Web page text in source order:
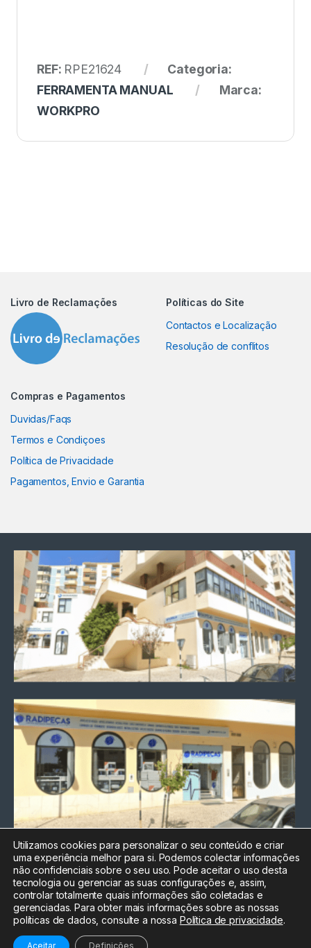
REF: RPE21624
Categoria:
FERRAMENTA MANUAL
Marca:
WORKPRO
Livro de Reclamações
Políticas do Site
Contactos e Localização
Resolução de conflitos
Compras e Pagamentos
Duvidas/Faqs
Termos e Condiçoes
Política de Privacidade
Pagamentos, Envio e Garantia
Chamada para a rede fixa
nacional
Electrónica:212
588 047
Informática:212
Utilizamos cookies para personalizar o seu conteúdo e criar
uma experiência melhor para si. Podemos colectar informações
não confidenciais sobre o seu uso. Pode aceitar o uso desta
tecnologia ou gerenciar as suas configurações e, assim,
controlar totalmente quais informações são coletadas e
gerenciadas. Para obter mais informações sobre as nossas
políticas de dados, consulte a nossa Política de privacidade.
Aceitar Definições